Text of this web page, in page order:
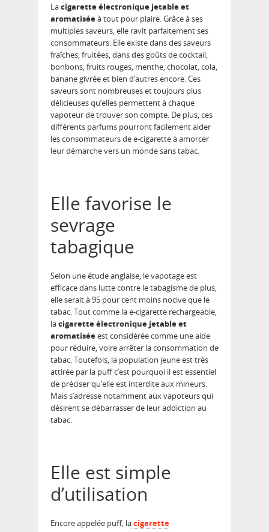
Lacigarette électronique jetable et
aromatiséeà tout pour plaire. Grâce à ses
multiples saveurs, elle ravit parfaitement ses
consommateurs. Elle existe dans des saveurs
fraîches, fruitées, dans des goûts de cocktail,
bonbons, fruits rouges, menthe, chocolat, cola,
banane givrée et bien d’autres encore. Ces
saveurs sont nombreuses et toujours plus
délicieuses qu’elles permettent à chaque
vapoteur de trouver son compte. De plus, ces
différents parfums pourront facilement aider
les consommateurs de e-cigarette à amorcer
leur démarche vers un monde sans tabac.
Elle favorise le
sevrage
tabagique
Selon une étude anglaise, le vapotage est
efficace dans lutte contre le tabagisme de plus,
elle serait à 95 pour cent moins nocive que le
tabac. Tout comme la e-cigarette rechargeable,
lacigarette électronique jetable et
aromatiséeest considérée comme une aide
pour réduire, voire arrêter la consommation de
tabac. Toutefois, la population jeune est très
attirée par la puff c’est pourquoi il est essentiel
de préciser qu’elle est interdite aux mineurs.
Mais s’adresse notamment aux vapoteurs qui
désirent se débarrasser de leur addiction au
tabac.
Elle est simple
d’utilisation
Encore appelée puff, lacigarette